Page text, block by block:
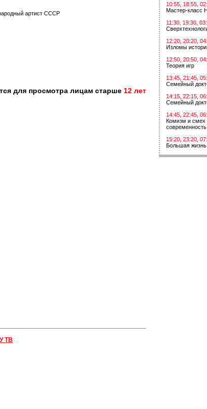
артист СССР
для просмотра лицам старше 12 лет
ТВ
10:55, 18:55,
Мастер-класс
11:30, 19:30,
12:20, 20:20,
Изломы
12:50, 20:50,
Теория игр
13:45, 21:45,
Семейный
14:15, 22:15,
Семейный
14:45, 22:45,
Комизм и смех
современность
15:20, 23:20,
Большая жизнь